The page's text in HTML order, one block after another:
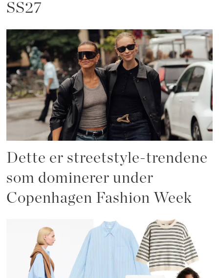
SS27
Dette er streetstyle-trendene
som dominerer under
Copenhagen Fashion Week